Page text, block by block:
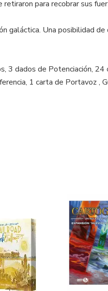
para recobrar sus
galáctica. Una posibilidad
3 dados de Potenciación, 24
1 carta de Portavoz ,